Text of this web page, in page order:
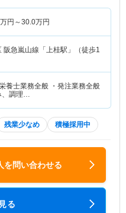
万円～30.0万円
阪急嵐山線「上桂駅」（徒歩1
養士業務全般 ・発注業務全般
、調理…
残業少なめ 積極採用中
を問い合わせる
る